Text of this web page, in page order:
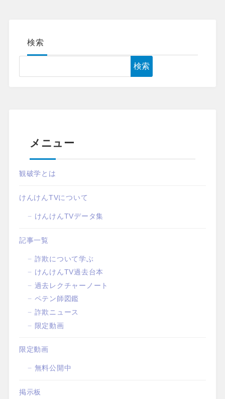
検索
検索
メニュー
観破学とは
けんけんTVについて
けんけんTVデータ集
記事一覧
詐欺について学ぶ
けんけんTV過去台本
過去レクチャーノート
ペテン師図鑑
詐欺ニュース
限定動画
限定動画
無料公開中
掲示板